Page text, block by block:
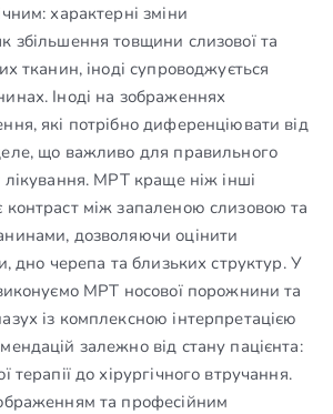
характерні зміни
збільшення товщини слизової та
тканин, іноді супроводжується
Іноді на зображеннях
які потрібно диференціювати від
що важливо для правильного
лікування. МРТ краще ніж інші
контраст між запаленою слизовою та
дозволяючи оцінити
дно черепа та близьких структур. У
МРТ носової порожнини та
із комплексною інтерпретацією
залежно від стану пацієнта:
терапії до хірургічного втручання.
та професійним